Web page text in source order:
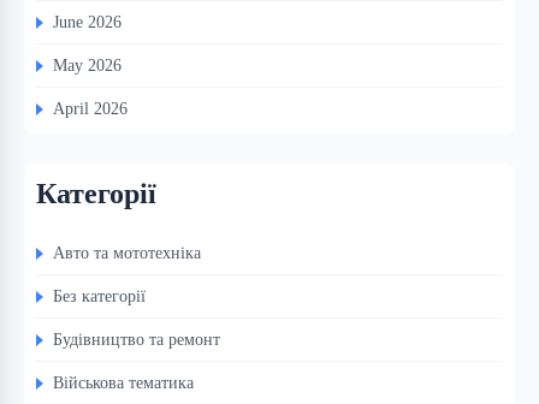
June 2026
May 2026
April 2026
Категорії
Авто та мототехніка
Без категорії
Будівництво та ремонт
Військова тематика